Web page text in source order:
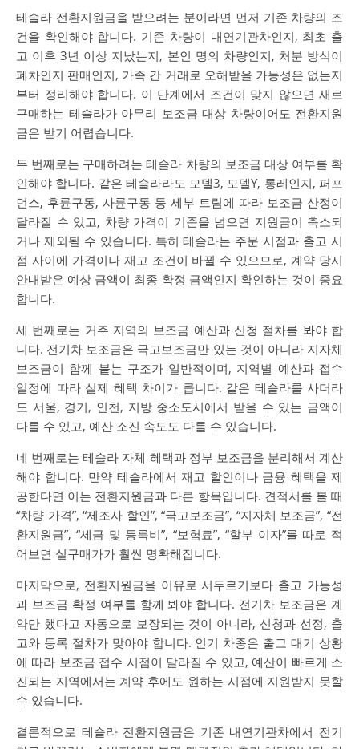
테슬라 전환지원금을 받으려는 분이라면 먼저 기존 차량의 조
건을 확인해야 합니다. 기존 차량이 내연기관차인지, 최초 출
고 이후 3년 이상 지났는지, 본인 명의 차량인지, 처분 방식이
폐차인지 판매인지, 가족 간 거래로 오해받을 가능성은 없는지
부터 정리해야 합니다. 이 단계에서 조건이 맞지 않으면 새로
구매하는 테슬라가 아무리 보조금 대상 차량이어도 전환지원
금은 받기 어렵습니다.
두 번째로는 구매하려는 테슬라 차량의 보조금 대상 여부를 확
인해야 합니다. 같은 테슬라라도 모델3, 모델Y, 롱레인지, 퍼포
먼스, 후륜구동, 사륜구동 등 세부 트림에 따라 보조금 산정이
달라질 수 있고, 차량 가격이 기준을 넘으면 지원금이 축소되
거나 제외될 수 있습니다. 특히 테슬라는 주문 시점과 출고 시
점 사이에 가격이나 재고 조건이 바뀔 수 있으므로, 계약 당시
안내받은 예상 금액이 최종 확정 금액인지 확인하는 것이 중요
합니다.
세 번째로는 거주 지역의 보조금 예산과 신청 절차를 봐야 합
니다. 전기차 보조금은 국고보조금만 있는 것이 아니라 지자체
보조금이 함께 붙는 구조가 일반적이며, 지역별 예산과 접수
일정에 따라 실제 혜택 차이가 큽니다. 같은 테슬라를 사더라
도 서울, 경기, 인천, 지방 중소도시에서 받을 수 있는 금액이
다를 수 있고, 예산 소진 속도도 다를 수 있습니다.
네 번째로는 테슬라 자체 혜택과 정부 보조금을 분리해서 계산
해야 합니다. 만약 테슬라에서 재고 할인이나 금융 혜택을 제
공한다면 이는 전환지원금과 다른 항목입니다. 견적서를 볼 때
“차량 가격”, “제조사 할인”, “국고보조금”, “지자체 보조금”, “전
환지원금”, “세금 및 등록비”, “보험료”, “할부 이자”를 따로 적
어보면 실구매가가 훨씬 명확해집니다.
마지막으로, 전환지원금을 이유로 서두르기보다 출고 가능성
과 보조금 확정 여부를 함께 봐야 합니다. 전기차 보조금은 계
약만 했다고 자동으로 보장되는 것이 아니라, 신청과 선정, 출
고와 등록 절차가 맞아야 합니다. 인기 차종은 출고 대기 상황
에 따라 보조금 접수 시점이 달라질 수 있고, 예산이 빠르게 소
진되는 지역에서는 계약 후에도 원하는 시점에 지원받지 못할
수 있습니다.
결론적으로 테슬라 전환지원금은 기존 내연기관차에서 전기